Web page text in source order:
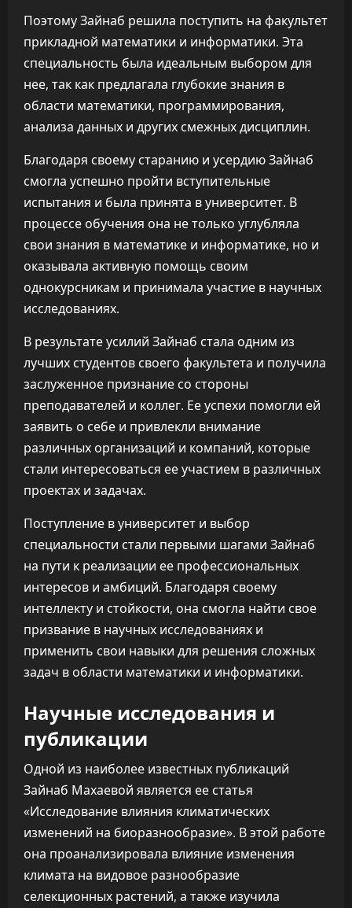
Поэтому Зайнаб решила поступить на факультет
прикладной математики и информатики. Эта
специальность была идеальным выбором для
нее, так как предлагала глубокие знания в
области математики, программирования,
анализа данных и других смежных дисциплин.
Благодаря своему старанию и усердию Зайнаб
смогла успешно пройти вступительные
испытания и была принята в университет. В
процессе обучения она не только углубляла
свои знания в математике и информатике, но и
оказывала активную помощь своим
однокурсникам и принимала участие в научных
исследованиях.
В результате усилий Зайнаб стала одним из
лучших студентов своего факультета и получила
заслуженное признание со стороны
преподавателей и коллег. Ее успехи помогли ей
заявить о себе и привлекли внимание
различных организаций и компаний, которые
стали интересоваться ее участием в различных
проектах и задачах.
Поступление в университет и выбор
специальности стали первыми шагами Зайнаб
на пути к реализации ее профессиональных
интересов и амбиций. Благодаря своему
интеллекту и стойкости, она смогла найти свое
призвание в научных исследованиях и
применить свои навыки для решения сложных
задач в области математики и информатики.
Научные исследования и
публикации
Одной из наиболее известных публикаций
Зайнаб Махаевой является ее статья
«Исследование влияния климатических
изменений на биоразнообразие». В этой работе
она проанализировала влияние изменения
климата на видовое разнообразие
селекционных растений, а также изучила